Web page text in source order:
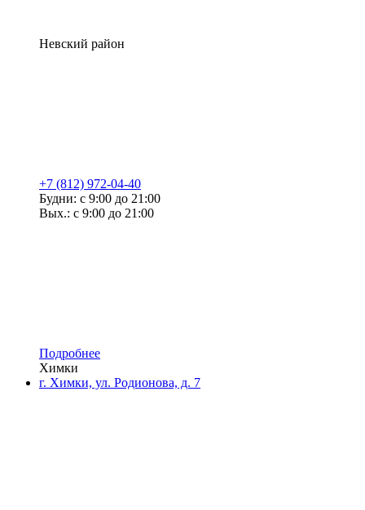
Невский район
+7 (812) 972-04-40
Будни: с 9:00 до 21:00
Вых.: с 9:00 до 21:00
Подробнее
Химки
г. Химки, ул. Родионова, д. 7